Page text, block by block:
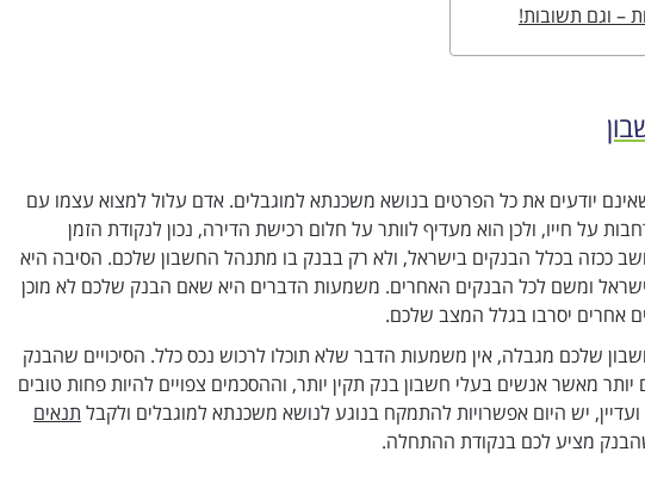
– וגם תשובות!
יודעים את כל הפרטים בנושא משכנתא למוגבלים. אדם עלול למצוא עצמו עם
על חייו, ולכן הוא מעדיף לוותר על חלום רכישת הדירה, נכון לנקודת הזמן
ככזה בכלל הבנקים בישראל, ולא רק בבנק בו מתנהל החשבון שלכם. הסיבה היא
ומשם לכל הבנקים האחרים. משמעות הדברים היא שאם הבנק שלכם לא מוכן
אחרים יסרבו בגלל המצב שלכם.
שלכם מגבלה, אין משמעות הדבר שלא תוכלו לרכוש נכס כלל. הסיכויים שהבנק
מאשר אנשים בעלי חשבון בנק תקין יותר, וההסכמים צפויים להיות פחות טובים
יש היום אפשרויות להתמקח בנוגע לנושא משכנתא למוגבלים ולקבל תנאים
מציע לכם בנקודת ההתחלה.